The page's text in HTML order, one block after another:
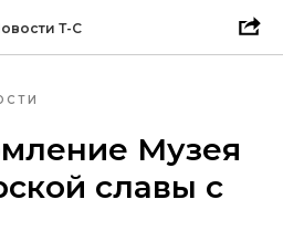
Т-С
Музея
славы с